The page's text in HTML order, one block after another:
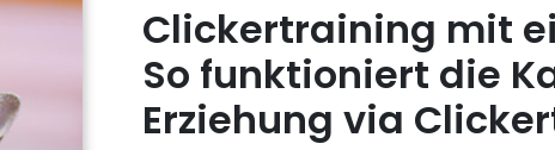
Clickertraining mit
So funktioniert die
Erziehung via